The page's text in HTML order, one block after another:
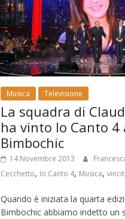
Musica Televisione
La squadra di
ha vinto Io Canto 4
Bimbochic
14 Novembre 2013
Cecchetto, Io Canto 4, Musica,
Quando è iniziata la quarta
Bimbochic abbiamo indetto un